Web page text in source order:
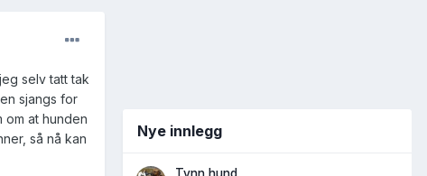
selv tatt tak
sjangs for
om at hunden
så nå kan
Nye innlegg
Tynn hund